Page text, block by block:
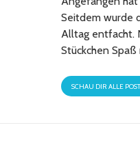
Seitdem wurde
Alltag entfacht.
Stückchen
SCHAU DIR ALLE